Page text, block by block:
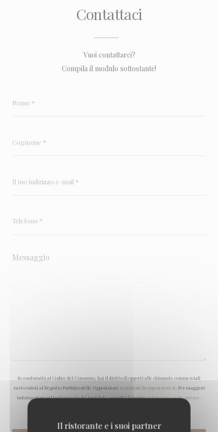
Il ristorante e i suoi partner
Contattaci
Vuoi contattarci?
Compila il modulo sottostante!
In conformità al Codice del Consumo, hai il diritto di opporti alle chiamate commerciali
iscrivendoti al Registro Pubblico delle Opposizioni: registrodelleopposizioni.it . Per maggiori
informazioni sul trattamento dei tuoi dati, consulta la nostrainformativa sulla privacy